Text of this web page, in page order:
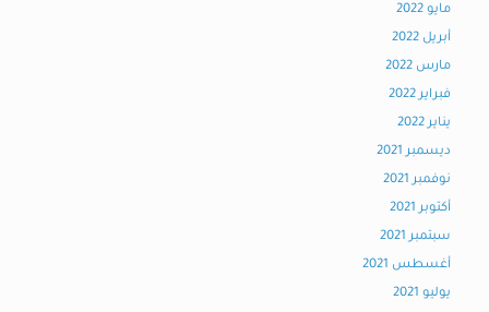
مايو 2022
أبريل 2022
مارس 2022
فبراير 2022
يناير 2022
ديسمبر 2021
نوفمبر 2021
أكتوبر 2021
سبتمبر 2021
أغسطس 2021
يوليو 2021